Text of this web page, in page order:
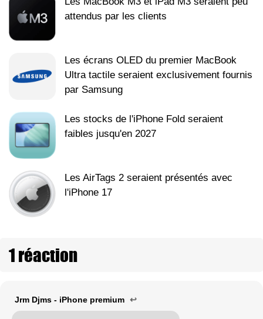
attendus par les clients
Les écrans OLED du premier MacBook
Ultra tactile seraient exclusivement fournis
par Samsung
Les stocks de l'iPhone Fold seraient
faibles jusqu'en 2027
Les AirTags 2 seraient présentés avec
l'iPhone 17
1 réaction
Jrm Djms - iPhone premium ↩